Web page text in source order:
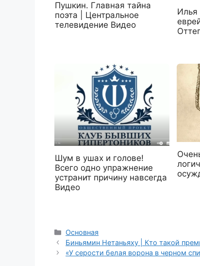
Пушкин. Главная тайна
поэта | Центральное
телевидение Видео
Илья
Шум в ушах и голове!
Всего одно упражнение
устранит причину навсегда
Видео
Рубрики
Основная
Биньямин Нетаньяху | Кто такой
«У серости белая ворона в черном